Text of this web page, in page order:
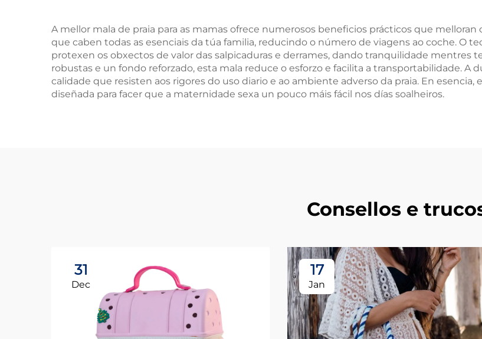
A mellor mala de praia para as mamas ofrece numerosos beneficios prácticos que melloran
que caben todas as esenciais da túa familia, reducindo o número de viagens ao coche. O
protexen os obxectos de valor das salpicaduras e derrames, dando tranquilidade mentres
robustas e un fondo reforzado, esta mala reduce o esforzo e facilita a transportabilidade. A
calidade que resisten aos rigores do uso diario e ao ambiente adverso da praia. En
diseñada para facer que a maternidade sexa un pouco máis fácil nos días soalheiros.
Consellos e
31
Dec
17
Jan